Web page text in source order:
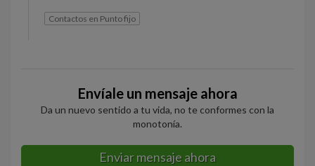
Contactos en Punto fijo
Envíale un mensaje ahora
Da un nuevo sentido a tu vida, no te conformes con la
monotonía.
Enviar mensaje ahora